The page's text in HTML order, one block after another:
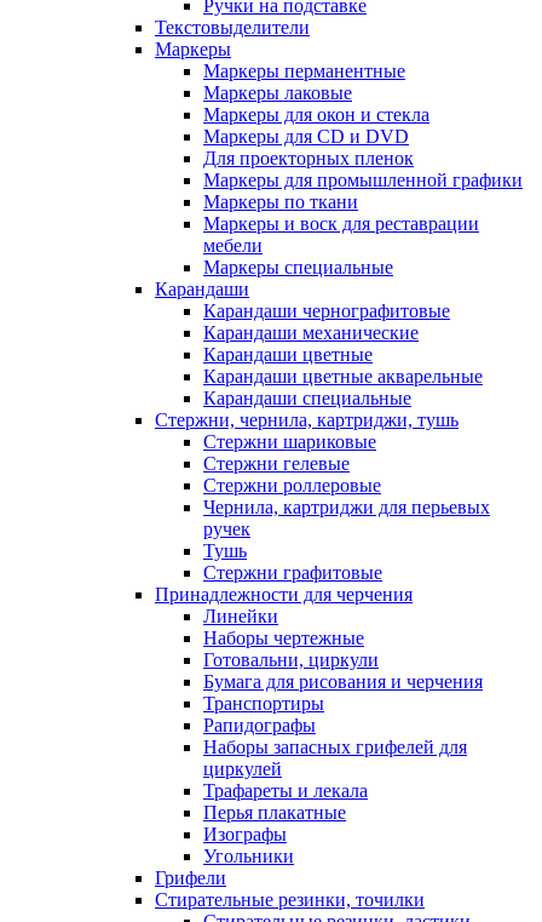
Ручки на подставке
Текстовыделители
Маркеры
Маркеры перманентные
Маркеры лаковые
Маркеры для окон и стекла
Маркеры для CD и DVD
Для проекторных пленок
Маркеры для промышленной графики
Маркеры по ткани
Маркеры и воск для реставрации
мебели
Маркеры специальные
Карандаши
Карандаши чернографитовые
Карандаши механические
Карандаши цветные
Карандаши цветные акварельные
Карандаши специальные
Стержни, чернила, картриджи, тушь
Стержни шариковые
Стержни гелевые
Стержни роллеровые
Чернила, картриджи для перьевых
ручек
Тушь
Стержни графитовые
Принадлежности для черчения
Линейки
Наборы чертежные
Готовальни, циркули
Бумага для рисования и черчения
Транспортиры
Рапидографы
Наборы запасных грифелей для
циркулей
Трафареты и лекала
Перья плакатные
Изографы
Угольники
Грифели
Стирательные резинки, точилки